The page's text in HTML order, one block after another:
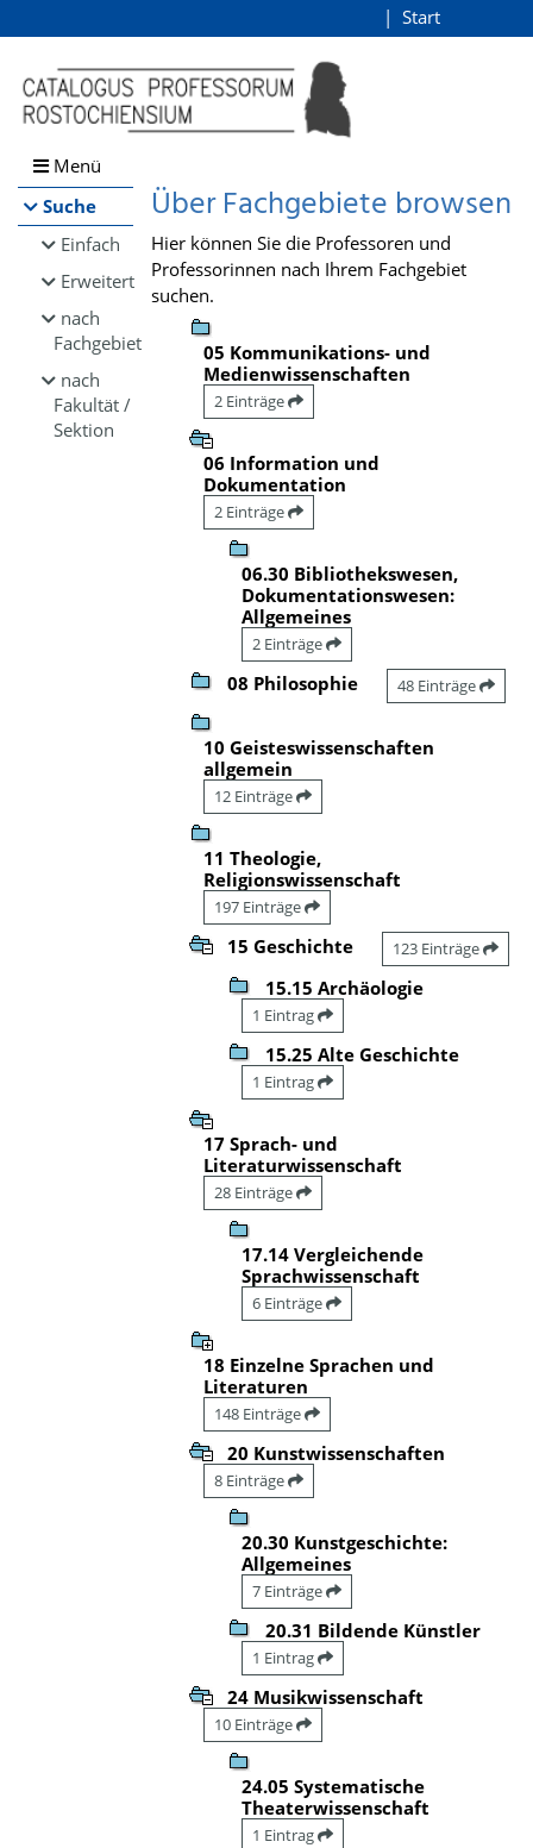
Browsen
direkt zum Inhalt
Start
Menü
Suche
Einfach
Erweitert
nach
Fachgebiet
nach
Fakultät /
Sektion
Über Fachgebiete browsen
Hier können Sie die Professoren und
Professorinnen nach Ihrem Fachgebiet
suchen.
05 Kommunikations- und
Medienwissenschaften
2 Einträge
06 Information und
Dokumentation
2 Einträge
06.30 Bibliothekswesen,
Dokumentationswesen:
Allgemeines
2 Einträge
08 Philosophie 48 Einträge
10 Geisteswissenschaften
allgemein
12 Einträge
11 Theologie,
Religionswissenschaft
197 Einträge
15 Geschichte 123 Einträge
15.15 Archäologie
1 Eintrag
15.25 Alte Geschichte
1 Eintrag
17 Sprach- und
Literaturwissenschaft
28 Einträge
17.14 Vergleichende
Sprachwissenschaft
6 Einträge
18 Einzelne Sprachen und
Literaturen
148 Einträge
20 Kunstwissenschaften
8 Einträge
20.30 Kunstgeschichte:
Allgemeines
7 Einträge
20.31 Bildende Künstler
1 Eintrag
24 Musikwissenschaft
10 Einträge
24.05 Systematische
Theaterwissenschaft
1 Eintrag